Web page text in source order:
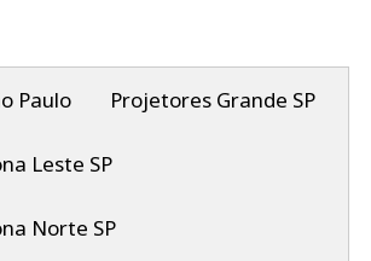
Paulo Projetores Grande SP
Leste SP
Norte SP